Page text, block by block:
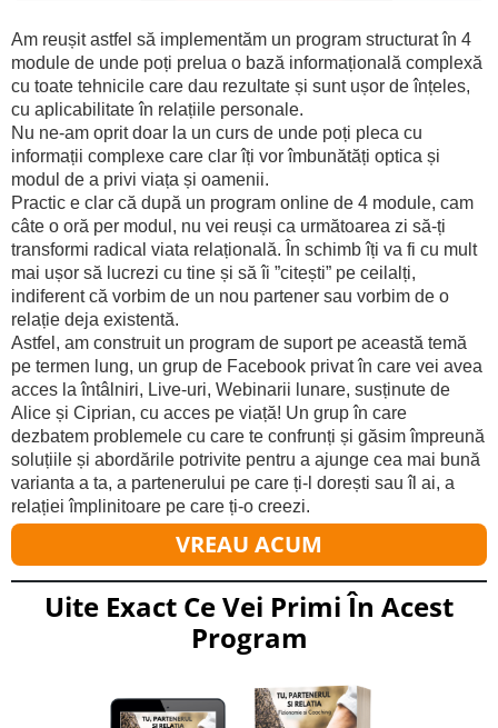
Am reușit astfel să implementăm un program structurat în 4
module de unde poți prelua o bază informațională complexă
cu toate tehnicile care dau rezultate și sunt ușor de înțeles,
cu aplicabilitate în relațiile personale.
Nu ne-am oprit doar la un curs de unde poți pleca cu
informații complexe care clar îți vor îmbunătăți optica și
modul de a privi viața și oamenii.
Practic e clar că după un program online de 4 module, cam
câte o oră per modul, nu vei reuși ca următoarea zi să-ți
transformi radical viata relațională. În schimb îți va fi cu mult
mai ușor să lucrezi cu tine și să îi ”citești” pe ceilalți,
indiferent că vorbim de un nou partener sau vorbim de o
relație deja existentă.
Astfel, am construit un program de suport pe această temă
pe termen lung, un grup de Facebook privat în care vei avea
acces la întâlniri, Live-uri, Webinarii lunare, susținute de
Alice și Ciprian, cu acces pe viață! Un grup în care
dezbatem problemele cu care te confrunți și găsim împreună
soluțiile și abordările potrivite pentru a ajunge cea mai bună
varianta a ta, a partenerului pe care ți-l dorești sau îl ai, a
relației împlinitoare pe care ți-o creezi.
VREAU ACUM
Uite Exact Ce Vei Primi În Acest
Program